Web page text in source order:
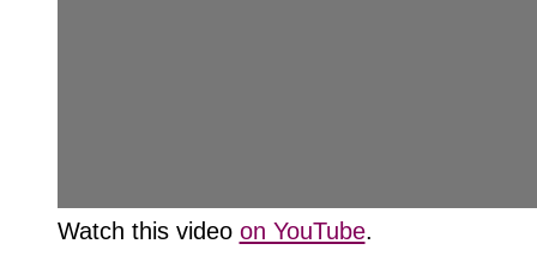
Watch this video on YouTube.